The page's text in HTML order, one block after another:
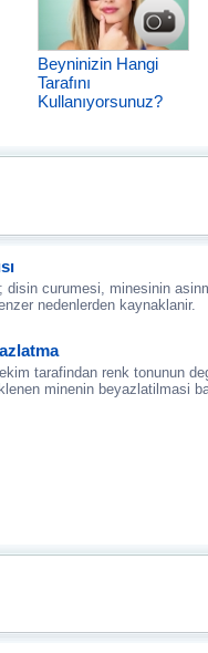
Beyninizin Hangi
Tarafını
Kullanıyorsunuz?
disin curumesi, minesinin
nedenlerden kaynaklanir.
tarafindan renk tonunun
minenin beyazlatilmasi